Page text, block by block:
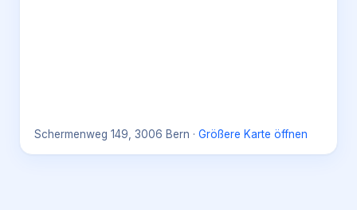
Schermenweg 149, 3006 Bern · Größere Karte öffnen